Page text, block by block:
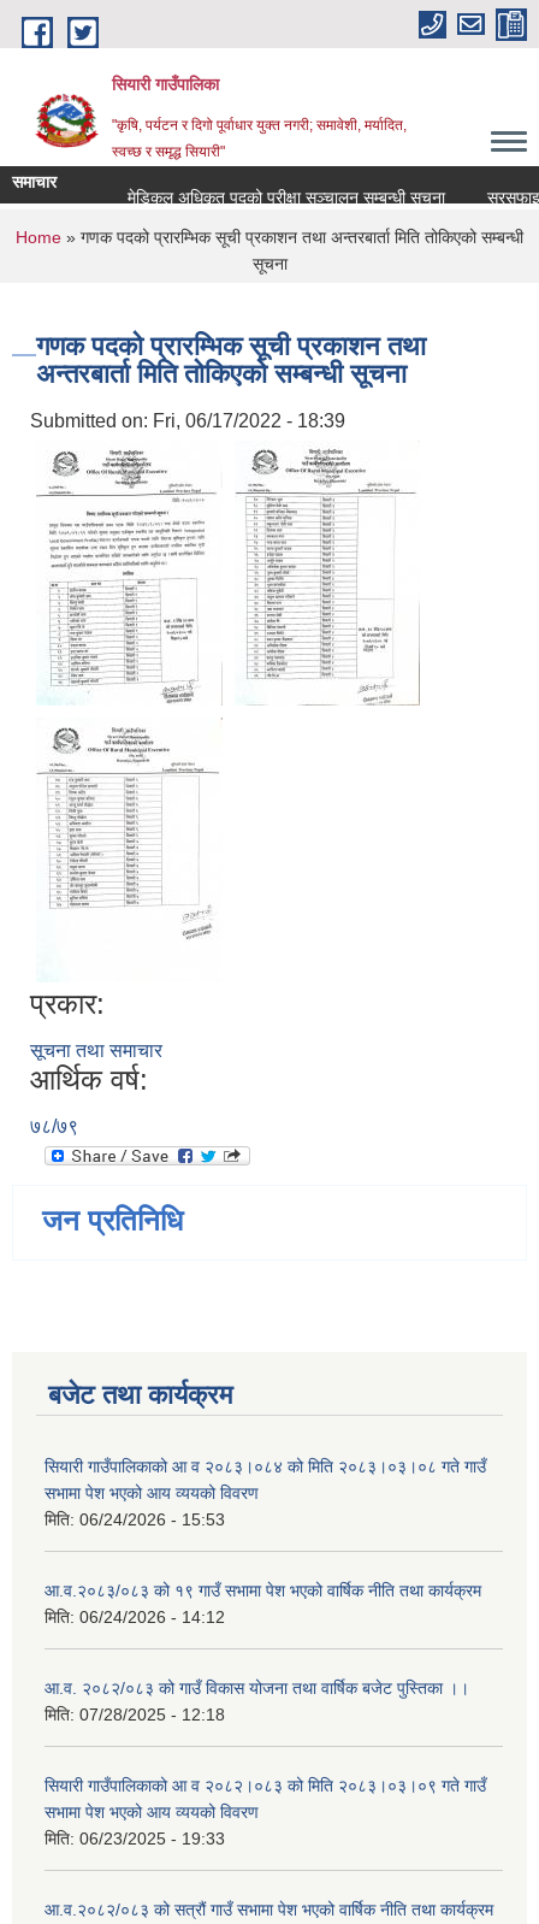
Skip to main content
सियारी गाउँपालिका
"कृषि, पर्यटन र दिगो पूर्वाधार युक्त नगरी; समावेशी, मर्यादित,
स्वच्छ र समृद्ध सियारी"
समाचार
मेडिकल अधिकृत पदको परीक्षा सञ्चालन सम्बन्धी सूचना
You are here
Home » गणक पदको प्रारम्भिक सूची प्रकाशन तथा अन्तरबार्ता मिति तोकिएको सम्बन्धी
सूचना
गणक पदको प्रारम्भिक सूची प्रकाशन तथा
अन्तरबार्ता मिति तोकिएको सम्बन्धी सूचना
Submitted on: Fri, 06/17/2022 - 18:39
प्रकार:
सूचना तथा समाचार
आर्थिक वर्ष:
७८/७९
जन प्रतिनिधि
बजेट तथा कार्यक्रम
सियारी गाउँपालिकाको आ व २०८३।०८४ को मिति २०८३।०३।०८ गते गाउँ
सभामा पेश भएको आय व्ययको विवरण
मिति: 06/24/2026 - 15:53
आ.व.२०८३/०८३ को १९ गाउँ सभामा पेश भएको वार्षिक नीति तथा कार्यक्रम
मिति: 06/24/2026 - 14:12
आ.व. २०८२/०८३ को गाउँ विकास योजना तथा वार्षिक बजेट पुस्तिका ।।
मिति: 07/28/2025 - 12:18
सियारी गाउँपालिकाको आ व २०८२।०८३ को मिति २०८३।०३।०९ गते गाउँ
सभामा पेश भएको आय व्ययको विवरण
मिति: 06/23/2025 - 19:33
आ.व.२०८२/०८३ को सत्रौं गाउँ सभामा पेश भएको वार्षिक नीति तथा कार्यक्रम